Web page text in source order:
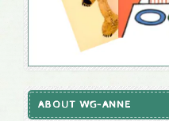
ABOUT WG-ANNE